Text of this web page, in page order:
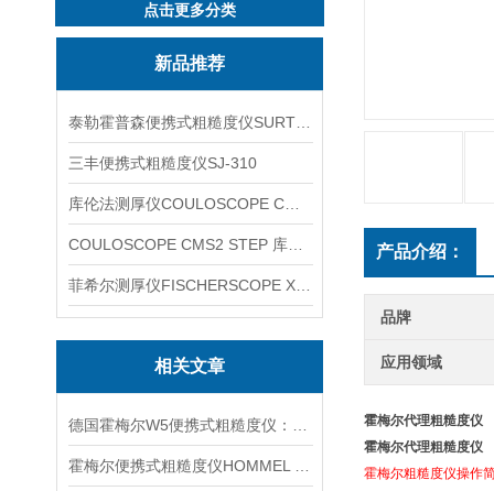
点击更多分类
新品推荐
三丰便携式粗糙度仪SJ-310
相关文章
产品介绍：
品牌
应用领域
霍梅尔代理粗糙度仪
霍梅尔代理粗糙度仪
霍梅尔粗糙度仪操作